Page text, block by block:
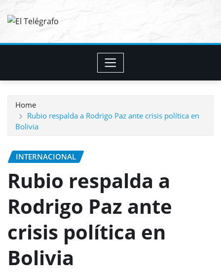
Home
Rubio respalda a Rodrigo Paz ante crisis política en
Bolivia
INTERNACIONAL
Rubio respalda a
Rodrigo Paz ante
crisis política en
Bolivia